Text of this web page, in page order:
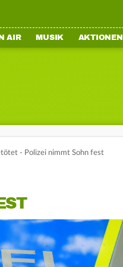
AIR MUSIK AKTIONEN
- Polizei nimmt Sohn fest